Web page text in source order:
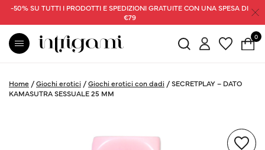
-50% SU TUTTI I PRODOTTI E SPEDIZIONI GRATUITE CON UNA SPESA DI
€79
0
Home /Giochi erotici /Giochi erotici con dadi /SECRETPLAY – DATO
KAMASUTRA SESSUALE 25 MM